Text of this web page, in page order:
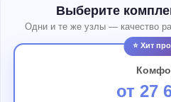
Выберите
Одни и те же узлы — качество
⭐ Хит
от 27